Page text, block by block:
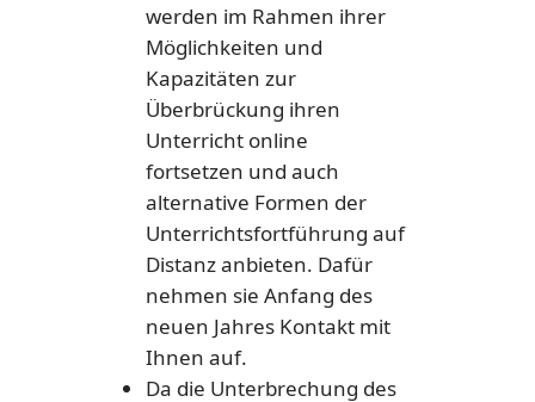
werden im Rahmen ihrer
Möglichkeiten und
Kapazitäten zur
Überbrückung ihren
Unterricht online
fortsetzen und auch
alternative Formen der
Unterrichtsfortführung auf
Distanz anbieten. Dafür
nehmen sie Anfang des
neuen Jahres Kontakt mit
Ihnen auf.
Da die Unterbrechung des